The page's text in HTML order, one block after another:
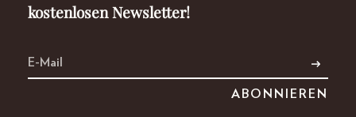
kostenlosen Newsletter!